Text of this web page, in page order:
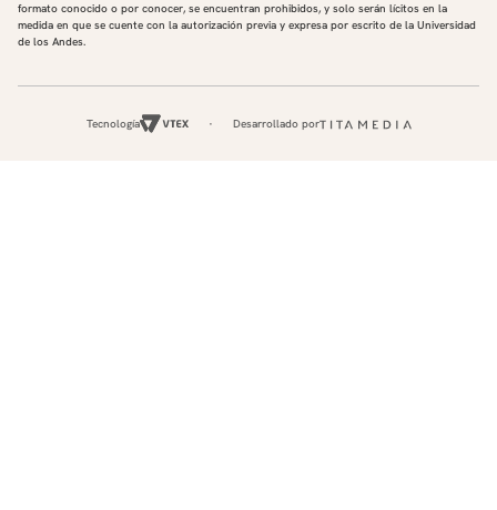
formato conocido o por conocer, se encuentran prohibidos, y solo serán lícitos en la
medida en que se cuente con la autorización previa y expresa por escrito de la Universidad
de los Andes.
Tecnología Desarrollado por